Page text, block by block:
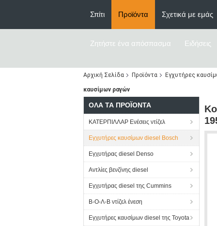
Σπίτι Προϊόντα Σχετικά με εμάς
Ζητήστε ένα απόσπασμα Ειδήσεις
Αρχική Σελίδα Προϊόντα Εγχυτήρες
καυσίμων ραγών
ΌΛΑ ΤΑ ΠΡΟΪΌΝΤΑ
ΚΑΤΕΡΠΙΛΛΑΡ Ενέσεις ντίζελ
Εγχυτήρες καυσίμων diesel Bosch
Εγχυτήρας diesel Denso
Αντλίες βενζίνης diesel
Εγχυτήρας diesel της Cummins
Β-Ο-Λ-Β ντίζελ ένεση
Εγχυτήρες καυσίμων diesel της Toyota